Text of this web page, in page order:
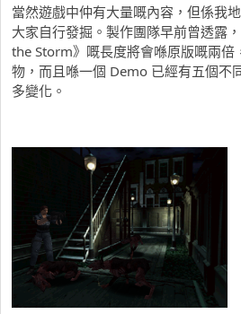
當然遊戲中仲有大量嘅內容，但係我
大家自行發掘。製作團隊早前曾透露
the Storm》嘅長度將會喺原版嘅兩倍
物，而且喺一個 Demo 已經有五個不
多變化。